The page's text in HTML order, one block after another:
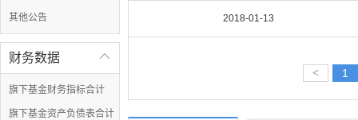
其他公告

财务数据
旗下基金财务指标合计
旗下基金资产负债表合计
2018-01-13
< 1